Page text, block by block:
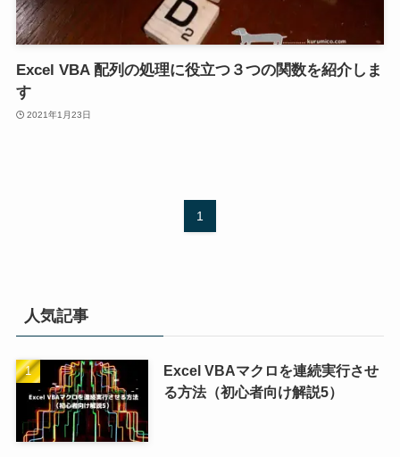
Excel VBA 配列の処理に役立つ３つの関数を紹介しま
す
2021年1月23日
1
人気記事
Excel VBAマクロを連続実行させ
る方法（初心者向け解説5）